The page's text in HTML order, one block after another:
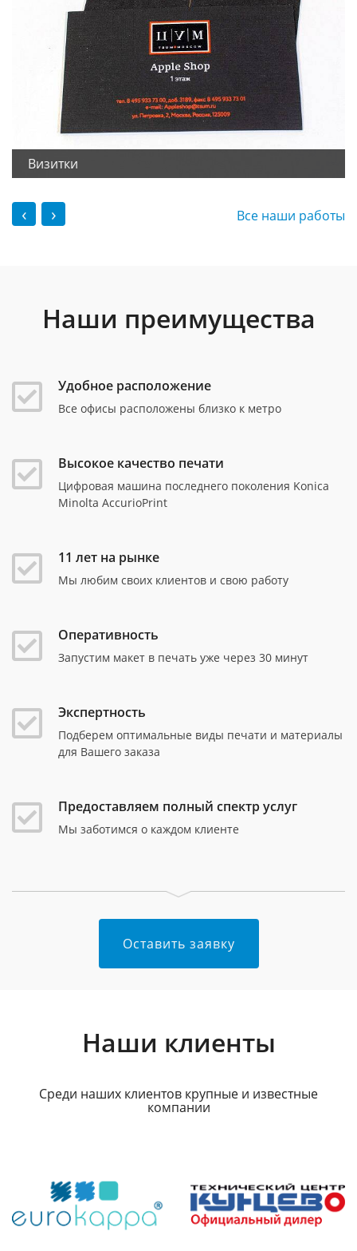
Визитки
‹ › Все наши работы
Наши преимущества
Удобное расположение
Все офисы расположены близко к метро
Высокое качество печати
Цифровая машина последнего поколения Konica
Minolta AccurioPrint
11 лет на рынке
Мы любим своих клиентов и свою работу
Оперативность
Запустим макет в печать уже через 30 минут
Экспертность
Подберем оптимальные виды печати и материалы
для Вашего заказа
Предоставляем полный спектр услуг
Мы заботимся о каждом клиенте
Оставить заявку
Наши клиенты
Среди наших клиентов крупные и известные
компании